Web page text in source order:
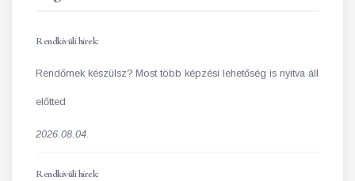
Rendkívüli hírek:
Rendőrnek készülsz? Most több képzési lehetőség is nyitva áll
előtted
2026.08.04.
Rendkívüli hírek: